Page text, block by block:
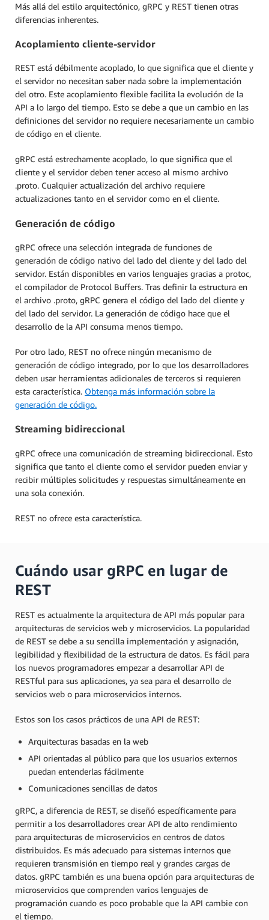
Más allá del estilo arquitectónico, gRPC y REST tienen otras
diferencias inherentes.
Acoplamiento cliente-servidor
REST está débilmente acoplado, lo que significa que el cliente y
el servidor no necesitan saber nada sobre la implementación
del otro. Este acoplamiento flexible facilita la evolución de la
API a lo largo del tiempo. Esto se debe a que un cambio en las
definiciones del servidor no requiere necesariamente un cambio
de código en el cliente.
gRPC está estrechamente acoplado, lo que significa que el
cliente y el servidor deben tener acceso al mismo archivo
.proto. Cualquier actualización del archivo requiere
actualizaciones tanto en el servidor como en el cliente.
Generación de código
gRPC ofrece una selección integrada de funciones de
generación de código nativo del lado del cliente y del lado del
servidor. Están disponibles en varios lenguajes gracias a protoc,
el compilador de Protocol Buffers. Tras definir la estructura en
el archivo .proto, gRPC genera el código del lado del cliente y
del lado del servidor. La generación de código hace que el
desarrollo de la API consuma menos tiempo.
Por otro lado, REST no ofrece ningún mecanismo de
generación de código integrado, por lo que los desarrolladores
deben usar herramientas adicionales de terceros si requieren
esta característica. Obtenga más información sobre la
generación de código.
Streaming bidireccional
gRPC ofrece una comunicación de streaming bidireccional. Esto
significa que tanto el cliente como el servidor pueden enviar y
recibir múltiples solicitudes y respuestas simultáneamente en
una sola conexión.
REST no ofrece esta característica.
Cuándo usar gRPC en lugar de
REST
REST es actualmente la arquitectura de API más popular para
arquitecturas de servicios web y microservicios. La popularidad
de REST se debe a su sencilla implementación y asignación,
legibilidad y flexibilidad de la estructura de datos. Es fácil para
los nuevos programadores empezar a desarrollar API de
RESTful para sus aplicaciones, ya sea para el desarrollo de
servicios web o para microservicios internos.
Estos son los casos prácticos de una API de REST:
Arquitecturas basadas en la web
API orientadas al público para que los usuarios externos
puedan entenderlas fácilmente
Comunicaciones sencillas de datos
gRPC, a diferencia de REST, se diseñó específicamente para
permitir a los desarrolladores crear API de alto rendimiento
para arquitecturas de microservicios en centros de datos
distribuidos. Es más adecuado para sistemas internos que
requieren transmisión en tiempo real y grandes cargas de
datos. gRPC también es una buena opción para arquitecturas de
microservicios que comprenden varios lenguajes de
programación cuando es poco probable que la API cambie con
el tiempo.